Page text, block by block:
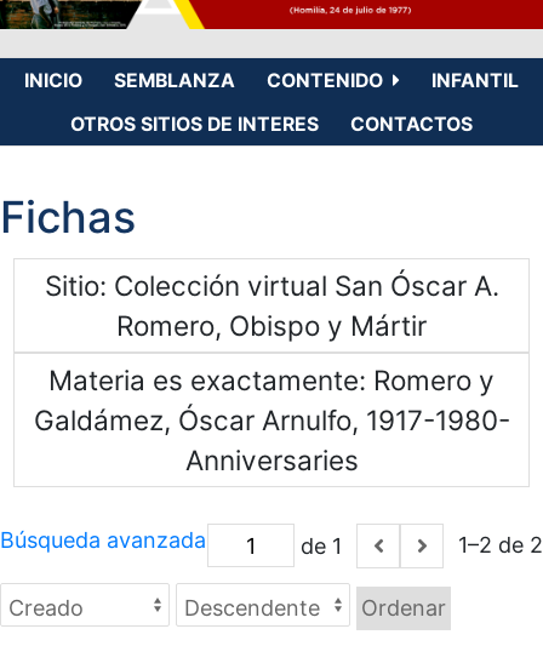
INICIO SEMBLANZA CONTENIDO
INFANTIL
OTROS SITIOS DE INTERES
CONTACTOS
Fichas
Sitio Colección virtual San Óscar A.
Romero, Obispo y Mártir
Materia es exactamente Romero y
Galdámez, Óscar Arnulfo, 1917-1980-
Anniversaries
de 1 1–2 de 2
Búsqueda avanzada
Ordenar